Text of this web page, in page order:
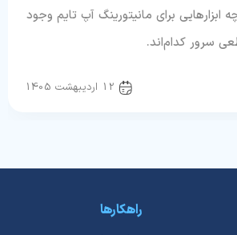
برای مانیتورینگ آپ تایم وجود
سرور کدام‌اند.
12 اردیبهشت 1405
راهکارها